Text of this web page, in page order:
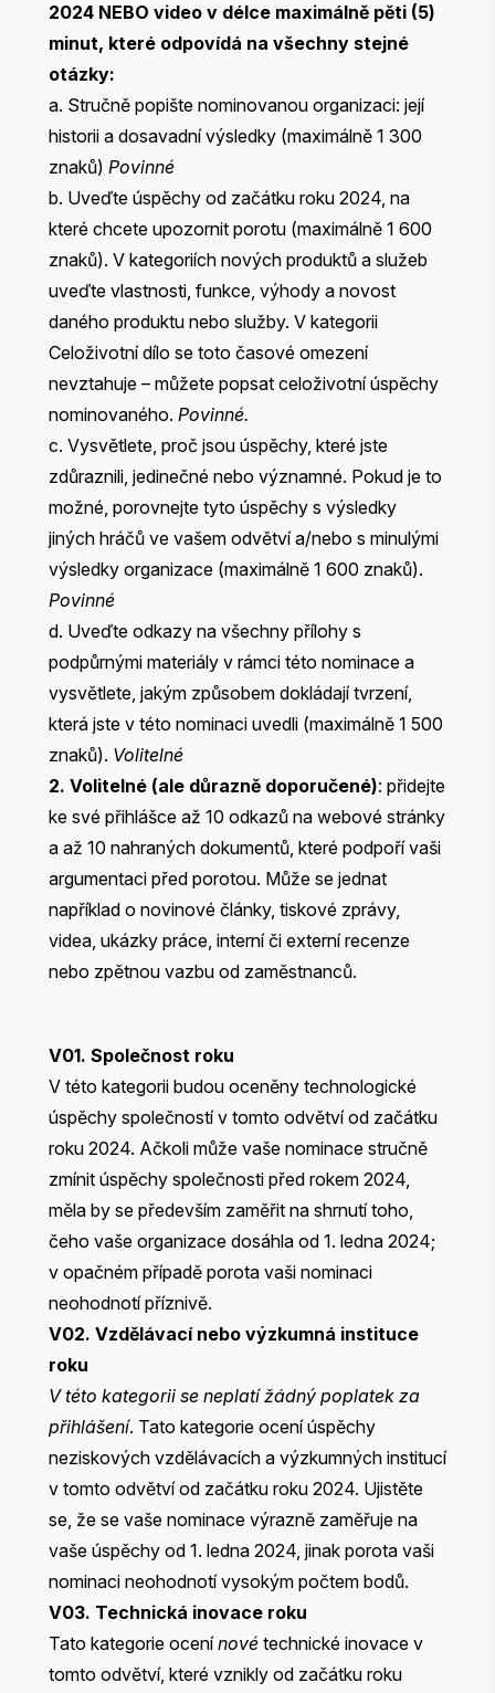
2024 NEBO video v délce maximálně pěti (5)
minut, které odpovídá na všechny stejné
otázky:
a. Stručně popište nominovanou organizaci: její
historii a dosavadní výsledky (maximálně 1 300
znaků) Povinné
b. Uveďte úspěchy od začátku roku 2024, na
které chcete upozornit porotu (maximálně 1 600
znaků). ​​V kategoriích nových produktů a služeb
uveďte vlastnosti, funkce, výhody a novost
daného produktu nebo služby. V kategorii
Celoživotní dílo se toto časové omezení
nevztahuje – můžete popsat celoživotní úspěchy
nominovaného. Povinné.
c. Vysvětlete, proč jsou úspěchy, které jste
zdůraznili, jedinečné nebo významné. Pokud je to
možné, porovnejte tyto úspěchy s výsledky
jiných hráčů ve vašem odvětví a/nebo s minulými
výsledky organizace (maximálně 1 600 znaků).
Povinné
d. Uveďte odkazy na všechny přílohy s
podpůrnými materiály v rámci této nominace a
vysvětlete, jakým způsobem dokládají tvrzení,
která jste v této nominaci uvedli (maximálně 1 500
znaků). Volitelné
2. Volitelné (ale důrazně doporučené): přidejte
ke své přihlášce až 10 odkazů na webové stránky
a až 10 nahraných dokumentů, které podpoří vaši
argumentaci před porotou. Může se jednat
například o novinové články, tiskové zprávy,
videa, ukázky práce, interní či externí recenze
nebo zpětnou vazbu od zaměstnanců.
V01. Společnost roku
V této kategorii budou oceněny technologické
úspěchy společností v tomto odvětví od začátku
roku 2024. Ačkoli může vaše nominace stručně
zmínit úspěchy společnosti před rokem 2024,
měla by se především zaměřit na shrnutí toho,
čeho vaše organizace dosáhla od 1. ledna 2024;
v opačném případě porota vaši nominaci
neohodnotí příznivě.
V02. Vzdělávací nebo výzkumná instituce
roku
V této kategorii se neplatí žádný poplatek za
přihlášení. Tato kategorie ocení úspěchy
neziskových vzdělávacích a výzkumných institucí
v tomto odvětví od začátku roku 2024. Ujistěte
se, že se vaše nominace výrazně zaměřuje na
vaše úspěchy od 1. ledna 2024, jinak porota vaši
nominaci neohodnotí vysokým počtem bodů.
V03. Technická inovace roku
Tato kategorie ocenínové technické inovace v
tomto odvětví, které vznikly od začátku roku